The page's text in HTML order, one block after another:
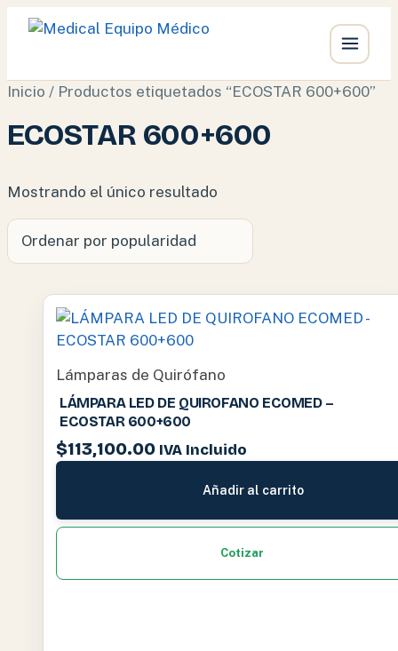
Ir
contenido
Inicio / Productos etiquetados “ECOSTAR 600+600”
ECOSTAR 600+600
Mostrando el único resultado
Lámparas de Quirófano
LÁMPARA LED DE QUIROFANO ECOMED –
ECOSTAR 600+600
$113,100.00 IVA Incluido
Añadir al carrito
Cotizar